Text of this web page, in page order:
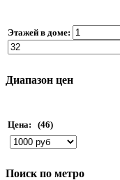
Этажей в доме:
Диапазон цен
Цена: (46)
Поиск по метро